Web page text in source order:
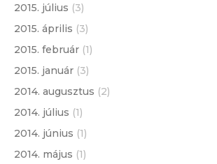
2015. július (3)
2015. április (3)
2015. február (1)
2015. január (3)
2014. augusztus (2)
2014. július (1)
2014. június (1)
2014. május (1)